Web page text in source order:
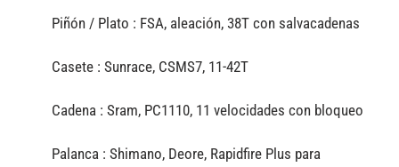
Piñón / Plato : FSA, aleación, 38T con salvacadenas
Casete :Sunrace, CSMS7, 11-42T
Cadena :Sram, PC1110, 11 velocidades con bloqueo
Palanca :Shimano, Deore, Rapidfire Plus para